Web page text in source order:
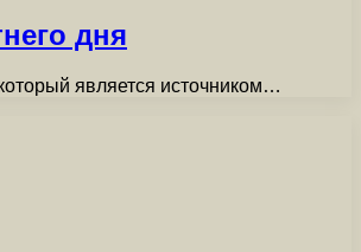
дня
является источником…